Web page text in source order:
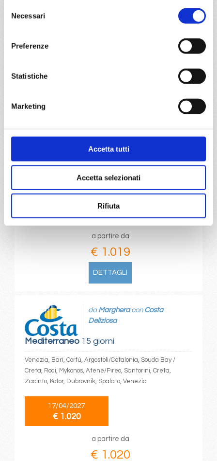
delNecessari
Preferenze
Statistiche
Marketing
Accetta tutti
Accetta selezionati
Rifiuta
Mediterraneo8 giorni
daBariconCosta Deliziosa
Bari, Corfu, Siracusa, La Valletta, Spalato, Trieste, Bari
a partire da
€ 1.019
DETTAGLI
Mediterraneo15 giorni
da Margheracon Costa
Deliziosa
Venezia, Bari, Corfù, Argostoli/Cefalonia, Souda Bay /
Creta, Rodi, Mykonos, Atene/Pireo, Santorini, Creta,
Zacinto, Kotor, Dubrovnik, Spalato, Venezia
17/04/2027
€ 1.020
a partire da
€ 1.020